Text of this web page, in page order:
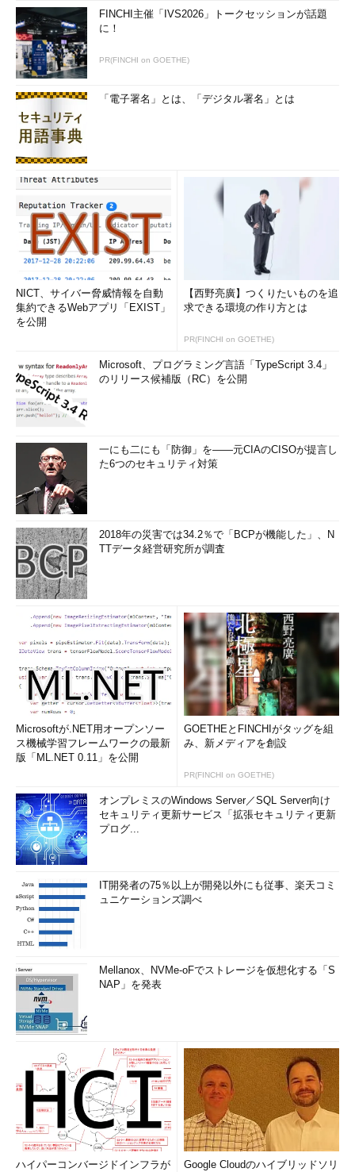
FINCHI主催「IVS2026」トークセッションが話題
に！
PR(FINCHI on GOETHE)
「電子署名」とは、「デジタル署名」とは
NICT、サイバー脅威情報を自動
集約できるWebアプリ「EXIST」
を公開
【西野亮廣】つくりたいものを追
求できる環境の作り方とは
PR(FINCHI on GOETHE)
Microsoft、プログラミング言語「TypeScript 3.4」
のリリース候補版（RC）を公開
一にも二にも「防御」を――元CIAのCISOが提言し
た6つのセキュリティ対策
2018年の災害では34.2％で「BCPが機能した」、N
TTデータ経営研究所が調査
Microsoftが.NET用オープンソー
ス機械学習フレームワークの最新
版「ML.NET 0.11」を公開
GOETHEとFINCHIがタッグを組
み、新メディアを創設
PR(FINCHI on GOETHE)
オンプレミスのWindows Server／SQL Server向け
セキュリティ更新サービス「拡張セキュリティ更新
プログ...
IT開発者の75％以上が開発以外にも従事、楽天コミ
ュニケーションズ調べ
Mellanox、NVMe-oFでストレージを仮想化する「S
NAP」を発表
ハイパーコンバージドインフラが
Google Cloudのハイブリッドソリ